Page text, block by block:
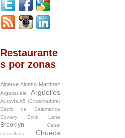
Restaurante
s por zonas
Algarve Alonso Martínez
Arganzuela Argüelles
Autovía A5 (Extremadura)
Barrio de Salamanca
Bowery
Brick Lane
Brooklyn
Canal
Castellana
Chueca